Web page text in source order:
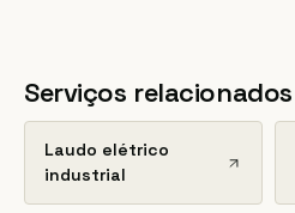
Serviços relacionados
Laudo elétrico
industrial